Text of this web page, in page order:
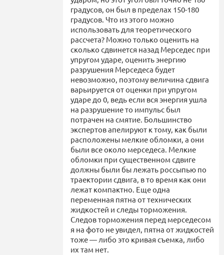
градусов, он был в пределах 150-180
градусов. Что из этого можно
использовать для теоретического
рассчета? Можно только оценить на
сколько сдвинется назад Мерседес при
упругом ударе, оценить энергию
разрушения Мерседеса будет
невозможно, поэтому величина сдвига
варьируется от оценки при упругом
ударе до 0, ведь если вся энергия ушла
на разрушение то импульс был
потрачен на смятие. Большинство
экспертов апелируют к тому, как были
расположены мелкие обломки, а они
были все около мерседеса. Мелкие
обломки при существенном сдвиге
должны были бы лежать россыпью по
траектории сдвига, в то время как они
лежат компактно. Еще одна
переменная пятна от технических
жидкостей и следы торможения.
Следов торможения перед мерседесом
я на фото не увидел, пятна от жидкостей
тоже — либо это кривая съемка, либо
их там нет.